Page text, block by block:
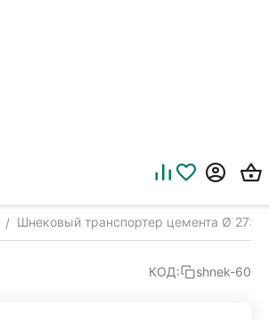
/ Шнековый транспортер цемента Ø 273
КОД: shnek-60